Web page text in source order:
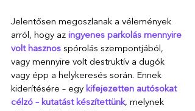
Jelentősen megoszlanak a vélemények
arról, hogy az ingyenes parkolás mennyire
volt hasznos spórolás szempontjából,
vagy mennyire volt destruktív a dugók
vagy épp a helykeresés során. Ennek
kiderítésére – egy kifejezetten autósokat
célzó – kutatást készítettünk, melynek